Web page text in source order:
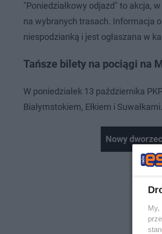
"Poniedziałkowy odjazd" to akcja,
na wybranych trasach. Informacja
niespodzianką i jest ogłaszana w
Tańsze bilety na pociągi na
W poniedziałek 13 października
Białymstokiem, Ełkiem i
Nowy
My,